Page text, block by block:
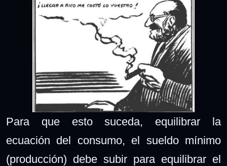
Para que esto suceda, equilibrar la
ecuación del consumo, el sueldo mínimo
(producción) debe subir para equilibrar el